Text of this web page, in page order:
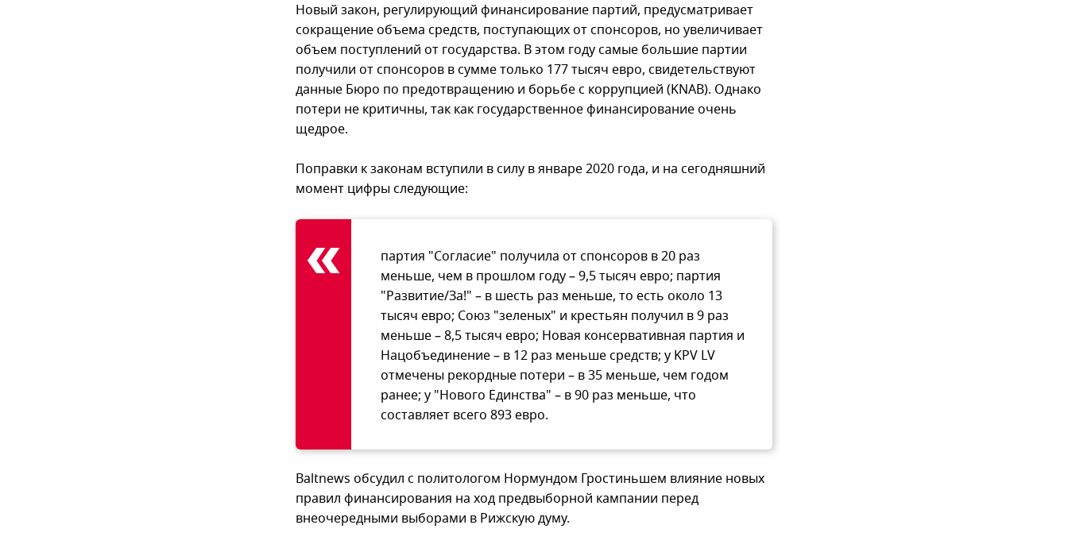
Новый закон, регулирующий финансирование партий, предусматривает
сокращение объема средств, поступающих от спонсоров, но увеличивает
объем поступлений от государства. В этом году самые большие партии
получили от спонсоров в сумме только 177 тысяч евро, свидетельствуют
данные Бюро по предотвращению и борьбе с коррупцией (KNAB). Однако
потери не критичны, так как государственное финансирование очень
щедрое.
Поправки к законам вступили в силу в январе 2020 года, и на сегодняшний
момент цифры следующие:
партия "Согласие" получила от спонсоров в 20 раз
меньше, чем в прошлом году – 9,5 тысяч евро; партия
"Развитие/За!" – в шесть раз меньше, то есть около 13
тысяч евро; Союз "зеленых" и крестьян получил в 9 раз
меньше – 8,5 тысяч евро; Новая консервативная партия и
Нацобъединение – в 12 раз меньше средств; у KPV LV
отмечены рекордные потери – в 35 меньше, чем годом
ранее; у "Нового Единства" – в 90 раз меньше, что
составляет всего 893 евро.
Baltnews обсудил с политологом Нормундом Гростиньшем влияние новых
правил финансирования на ход предвыборной кампании перед
внеочередными выборами в Рижскую думу.